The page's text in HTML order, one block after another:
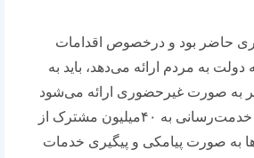
حاضر بود و درخصوص اقدامات
به مردم ارائه می‌دهد، باید به
به صورت غیرحضوری ارائه می‌شود
و نقش موثری در ایجاد رضایت مشترکان و تسریع ارائه خدمت ایفا کرده است. خدمت‌رسانی به ۴۰میلیون مشترک از
به صورت پیامکی و پیگیری خدمات